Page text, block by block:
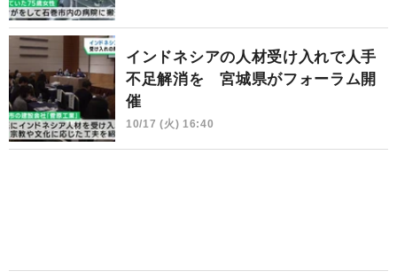
インドネシアの人材受け入れで人手
不足解消を 宮城県がフォーラム開
催
10/17 (火) 16:40